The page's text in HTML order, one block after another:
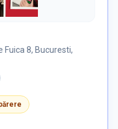
8, Bucuresti,